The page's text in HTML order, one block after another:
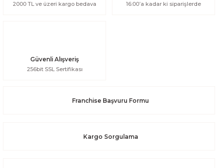
2000 TL ve üzeri kargo bedava 16:00’a kadar ki siparişlerde
Güvenli Alışveriş
256bit SSL Sertifikası
Franchise Başvuru Formu
Kargo Sorgulama